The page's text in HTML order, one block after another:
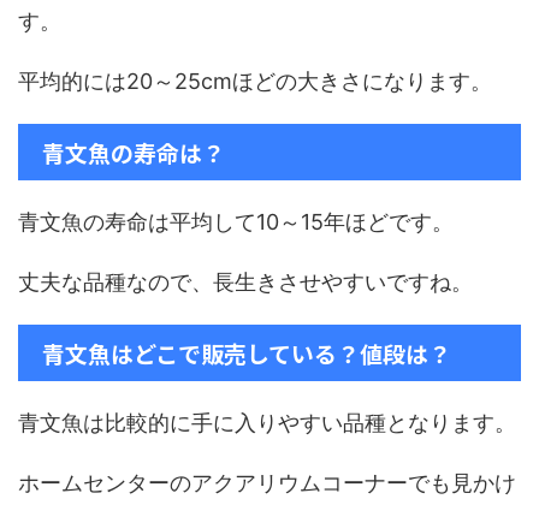
す。
平均的には20～25cmほどの大きさになります。
青文魚の寿命は？
青文魚の寿命は平均して10～15年ほどです。
丈夫な品種なので、長生きさせやすいですね。
青文魚はどこで販売している？値段は？
青文魚は比較的に手に入りやすい品種となります。
ホームセンターのアクアリウムコーナーでも見かけ